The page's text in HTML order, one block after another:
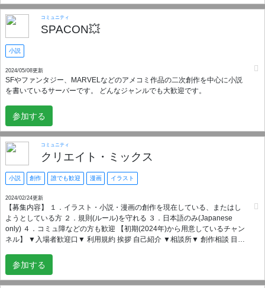
にてクリエイターが使えそうな情報を提供いたします。 このサーバーで
は： 創作活動の共有やアドバイス アイデアを語り合い、新しいインスピレ
ーションを得る場所 創作初心者からベテランまで、互いに学び合える環境
変わった視点や独特な価値観を受け入れる多様性 を作ることを目指してい
ます。 どんな人でもOK！ あなたが何者でも、どんな考え方を持っていて
も、ここはすべてを受け入れる場です。自分らしさを存分に発揮してくだ
さい！ 創作ジャンルも自由！ 絵、イラスト、3Dモデル、音楽、文章、小説
など、あらゆるジャンルの創作を歓迎します！ スタッフ募集中！ 創作もし
つつ一緒に管理したりしてくれるスタッフを募集中です！ 一緒に創作の輪
軽に参加してください。あなたの創作活動を、私たち全員で応援します！
スポンサー StudioAMONE
コミュニティ
SPACON💥
小説
2024/05/08更新
SFやファンタジー、MARVELなどのアメコミ作品の二次創作を中心に小説
を書いているサーバーです。 どんなジャンルでも大歓迎です。
参加する
コミュニティ
クリエイト・ミックス
小説 創作 誰でも歓迎 漫画 イラスト
2024/02/24更新
【募集内容】 １．イラスト・小説・漫画の創作を現在している、またはし
ようとしている方 ２．規則(ルール)を守れる ３．日本語のみ(Japanese
only) ４．コミュ障などの方も歓迎 【初期(2024年)から用意しているチャン
ネル】 ▼入場者歓迎口▼ 利用規約 挨拶 自己紹介 ▼相談所▼ 創作相談 目安
流 文・テキスト交流 漫画・コミック交流 ▼BL・GL・R15・R18▼ BL専用
交流 GL専用交流 R15・R18専用交流 ▼作業交流▼ 作業雑談 進捗報告 作業
通話 【クリエイト・ミックス(サーバー)について】 当サーバーはSNSで交
参加する